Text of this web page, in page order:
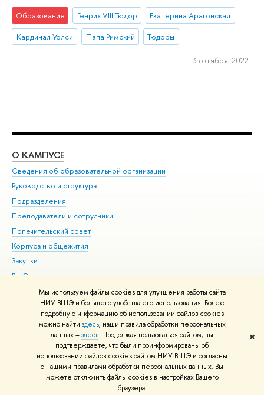
Мы используем файлы cookies для улучшения работы сайта
НИУ ВШЭ и большего удобства его использования. Более
подробную информацию об использовании файлов cookies
можно найти здесь, наши правила обработки персональных
данных –здесь. Продолжая пользоваться сайтом, вы
подтверждаете, что были проинформированы об
использовании файлов cookies сайтом НИУ ВШЭ и согласны
с нашими правилами обработки персональных данных. Вы
можете отключить файлы cookies в настройках Вашего
браузера.
✖
Образование Генрих VIII Тюдор
Екатерина Арагонская
Кардинал Уолси
Папа Римский Тюдоры
3 октября 2022
О КАМПУСЕ
Сведения об образовательной организации
Руководство и структура
Подразделения
Преподаватели и сотрудники
Попечительский совет
Корпуса и общежития
Закупки
ВШЭ для студентов с ограниченными возможностями
здоровья и инвалидностью
Версия для слабовидящих
Единая платежная страница
© НИУ ВШЭ 1993–2026 Адреса и контакты Условия использования
материалов Политика конфиденциальности Карта сайта
Шрифты HSE Sans и HSE Slab разработаны вШколе дизайна НИУ ВШЭ